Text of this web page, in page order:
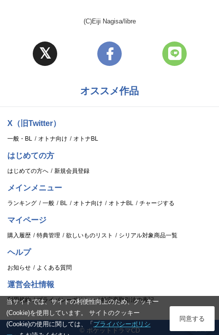
(C)Eiji Nagisa/libre
オススメ作品
X（旧Twitter）
一般・BL オトナ向け オトナBL
はじめての方
はじめての方へ 新規会員登録
メインメニュー
ランキング 一般 BL オトナ向け オトナBL チャージする
マイページ
購入履歴 特典管理 欲しいものリスト シリアル対象商品一覧
ヘルプ
お知らせ よくある質問
運営会社情報
利用規約 プライバシーポリシー 特定商取引法の表記
© ポケットドラマCD
当サイトでは、サイトの利便性向上のため、クッキー
(Cookie)を使用しています。 サイトのクッキー
(Cookie)の使用に関しては、「 プライバシーポリシ
同意する